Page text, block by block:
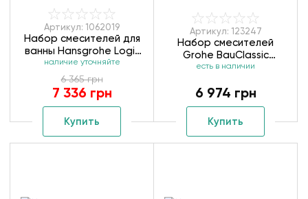
Артикул: 1062019
Набор смесителей для
ванны Hansgrohe Logis
Loop 1062019
наличие уточняйте
6 365 грн
7 336 грн
Купить
Артикул: 123247
Набор смесителей
Grohe BauClassic
123247/ 33232010
есть в наличии
6 974 грн
Купить